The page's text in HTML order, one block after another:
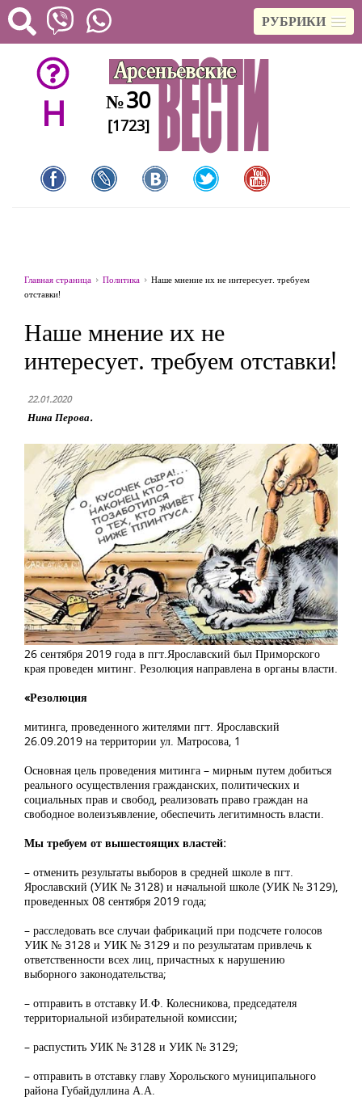
РУБРИКИ
H №30
[1723]
Главная страница Политика
Наше мнение их не интересует. требуем
отставки!
Наше мнение их не
интересует. требуем отставки!
22.01.2020
Нина Перова.
26 сентября 2019 года в пгт.Ярославский был Приморского
края проведен митинг. Резолюция направлена в органы власти.
«Резолюция
митинга, проведенного жителями пгт. Ярославский
26.09.2019 на территории ул. Матросова, 1
Основная цель проведения митинга – мирным путем добиться
реального осуществления гражданских, политических и
социальных прав и свобод, реализовать право граждан на
свободное волеизъявление, обеспечить легитимность власти.
Мы требуем от вышестоящих властей:
– отменить результаты выборов в средней школе в пгт.
Ярославский (УИК № 3128) и начальной школе (УИК № 3129),
проведенных 08 сентября 2019 года;
– расследовать все случаи фабрикаций при подсчете голосов
УИК № 3128 и УИК № 3129 и по результатам привлечь к
ответственности всех лиц, причастных к нарушению
выборного законодательства;
– отправить в отставку И.Ф. Колесникова, председателя
территориальной избирательной комиссии;
– распустить УИК № 3128 и УИК № 3129;
– отправить в отставку главу Хорольского муниципального
района Губайдуллина А.А.